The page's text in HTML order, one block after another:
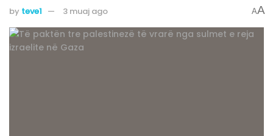
by teve1 3 muaj ago AA